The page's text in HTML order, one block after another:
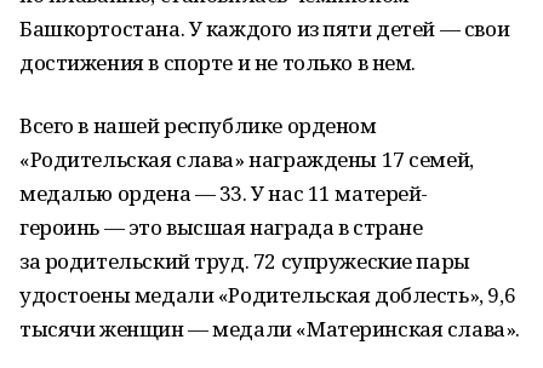
Башкортостана. У каждого из пяти детей — свои
достижения в спорте и не только в нем.
Всего в нашей республике орденом
«Родительская слава» награждены 17 семей,
медалью ордена — 33. У нас 11 матерей-
героинь — это высшая награда в стране
за родительский труд. 72 супружеские пары
удостоены медали «Родительская доблесть», 9,6
тысячи женщин — медали «Материнская слава».